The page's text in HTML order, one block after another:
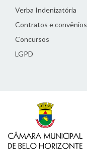
Verba Indenizatória
Contratos e convênios
Concursos
LGPD